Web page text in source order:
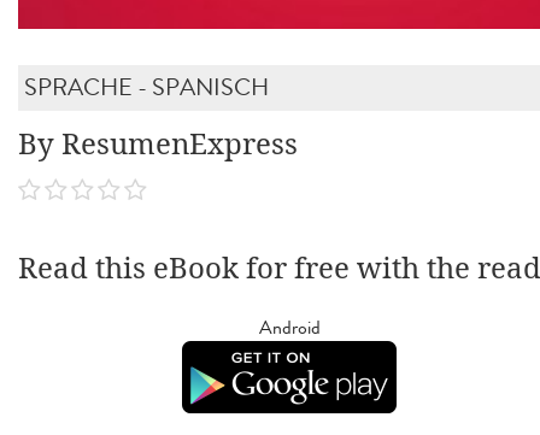
SPRACHE - SPANISCH
By ResumenExpress
Read this eBook for free with the
Android